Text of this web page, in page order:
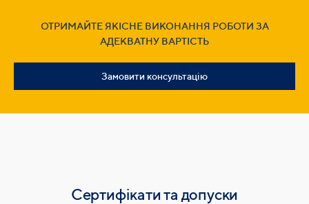
ОТРИМАЙТЕ ЯКІСНЕ ВИКОНАННЯ РОБОТИ ЗА
АДЕКВАТНУ ВАРТІСТЬ
Замовити консультацію
Сертифікати та допуски